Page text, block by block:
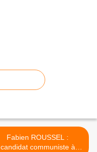
Fabien ROUSSEL :
candidat communiste à